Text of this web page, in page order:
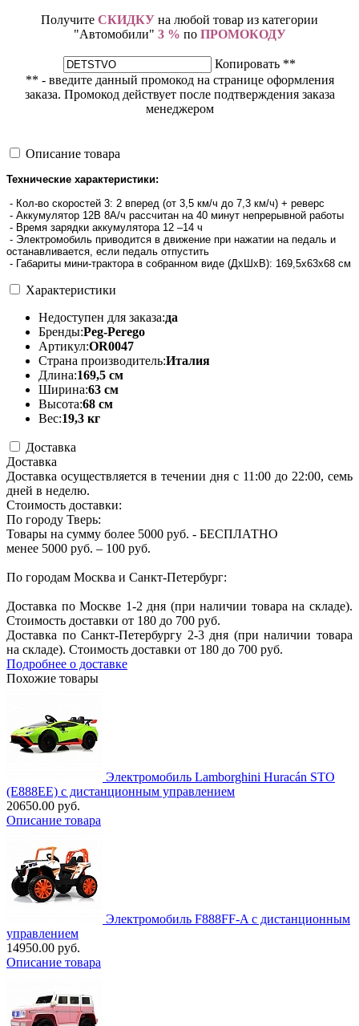
Получите СКИДКУ на любой товар из категории
"Автомобили" 3 % по ПРОМОКОДУ
Копировать **
** - введите данный промокод на странице оформления
заказа. Промокод действует после подтверждения заказа
менеджером
Описание товара
Технические характеристики:
- Кол-во скоростей 3: 2 вперед (от 3,5 км/ч до 7,3 км/ч) + реверс
- Аккумулятор 12В 8A/ч рассчитан на 40 минут непрерывной работы
- Время зарядки аккумулятора 12 –14 ч
- Электромобиль приводится в движение при нажатии на педаль и
останавливается, если педаль отпустить
- Габариты мини-трактора в собранном виде (ДхШхВ): 169,5х63х68 см
Характеристики
Недоступен для заказа:да
Бренды:Peg-Perego
Артикул:OR0047
Страна производитель:Италия
Длина:169,5 см
Ширина:63 см
Высота:68 см
Вес:19,3 кг
Доставка
Доставка
Доставка осуществляется в течении дня с 11:00 до 22:00, семь
дней в неделю.
Стоимость доставки:
По городу Тверь:
Товары на сумму более 5000 руб. - БЕСПЛАТНО
менее 5000 руб. – 100 руб.
По городам Москва и Санкт-Петербург:
Доставка по Москве 1-2 дня (при наличии товара на складе).
Стоимость доставки от 180 до 700 руб.
Доставка по Санкт-Петербургу 2-3 дня (при наличии товара
на складе). Стоимость доставки от 180 до 700 руб.
Подробнее о доставке
Похожие товары
Электромобиль Lamborghini Huracán STO
(E888EE) с дистанционным управлением
20650.00 руб.
Описание товара
Электромобиль F888FF-A с дистанционным
управлением
14950.00 руб.
Описание товара